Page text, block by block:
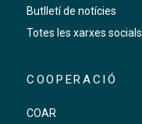
Butlletí de notícies
Totes les xarxes socials
COOPERACIÓ
COAR